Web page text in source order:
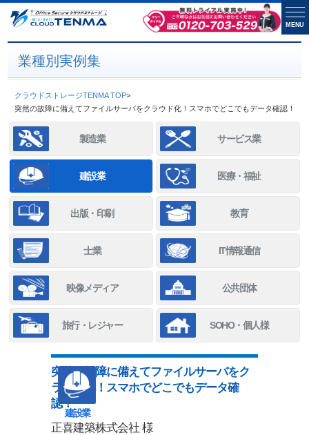
業種別実例集
クラウドストレージTENMA TOP>
突然の故障に備えてファイルサーバをクラウド化！スマホでどこでもデータ確認！
製造業 サービス業
建設業 医療・福祉
出版・印刷 教育
士業 IT情報通信
映像メディア 公共団体
旅行・レジャー SOHO・個人様
建設業
突然の故障に備えてファイルサーバをク
ラウド化！スマホでどこでもデータ確
認！
正喜建築株式会社 様
MENU